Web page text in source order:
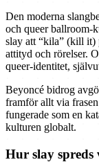
Den moderna
och queer ballroom-
slay att “kila” (kill it)
attityd och rörelser.
queer-identitet,
Beyoncé bidrog
framför allt via
fungerade som en
kulturen globalt.
Hur slay spreds